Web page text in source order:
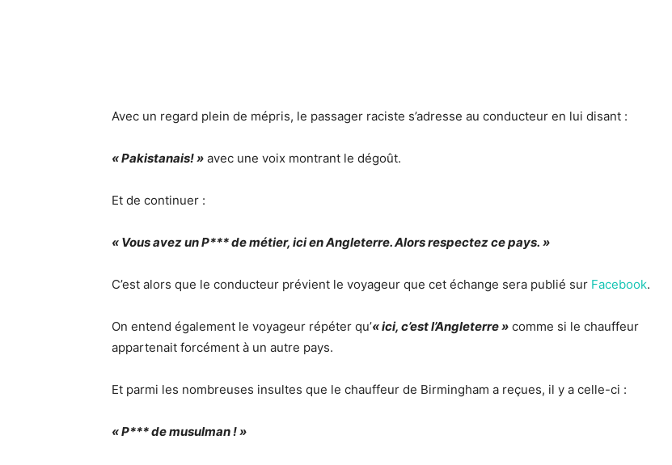
Avec un regard plein de mépris, le passager raciste s’adresse au conducteur en lui disant :
« Pakistanais! » avec une voix montrant le dégoût.
Et de continuer :
« Vous avez un P*** de métier, ici en Angleterre. Alors respectez ce pays. »
C’est alors que le conducteur prévient le voyageur que cet échange sera publié sur Facebook.
On entend également le voyageur répéter qu’« ici, c’est l’Angleterre » comme si le chauffeur
appartenait forcément à un autre pays.
Et parmi les nombreuses insultes que le chauffeur de Birmingham a reçues, il y a celle-ci :
« P*** de musulman ! »